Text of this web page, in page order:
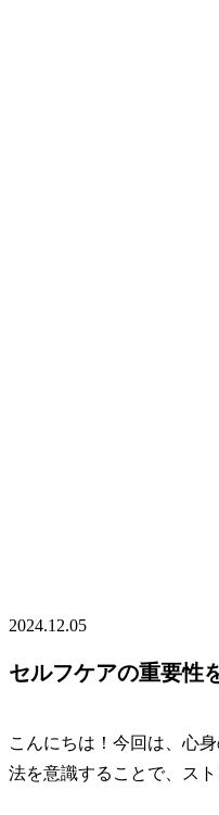
2024.12.05
セルフケアの重要性
こんにちは！今回は、心
法を意識することで、ス